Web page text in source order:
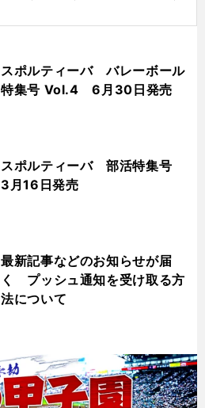
スポルティーバ バレーボール
特集号 Vol.4 6月30日発売
スポルティーバ 部活特集号
3月16日発売
最新記事などのお知らせが届
く プッシュ通知を受け取る方
法について